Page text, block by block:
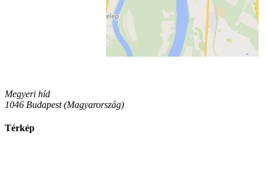
Megyeri híd
1046 Budapest (Magyarország)
Térkép